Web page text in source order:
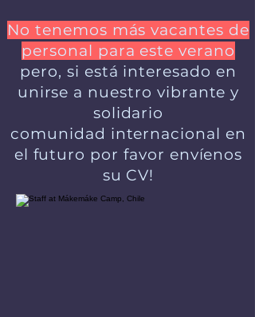
No tenemos más vacantes de
personal para este verano
pero, si está interesado en
unirse a nuestro vibrante y
solidario
comunidad internacional en
el futuro por favor envíenos
su CV!